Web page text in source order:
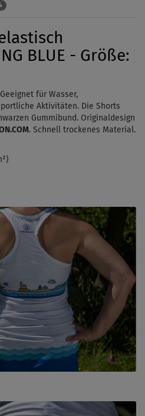
BLUE - Größe:
für Wasser,
Aktivitäten. Die Shorts
Gummibund. Originaldesign
. Schnell trockenes Material.